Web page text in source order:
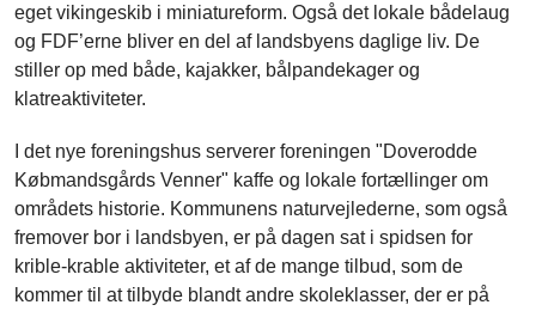
eget vikingeskib i miniatureform. Også det lokale bådelaug
og FDF’erne bliver en del af landsbyens daglige liv. De
stiller op med både, kajakker, bålpandekager og
klatreaktiviteter.
I det nye foreningshus serverer foreningen "Doverodde
Købmandsgårds Venner" kaffe og lokale fortællinger om
områdets historie. Kommunens naturvejlederne, som også
fremover bor i landsbyen, er på dagen sat i spidsen for
krible-krable aktiviteter, et af de mange tilbud, som de
kommer til at tilbyde blandt andre skoleklasser, der er på